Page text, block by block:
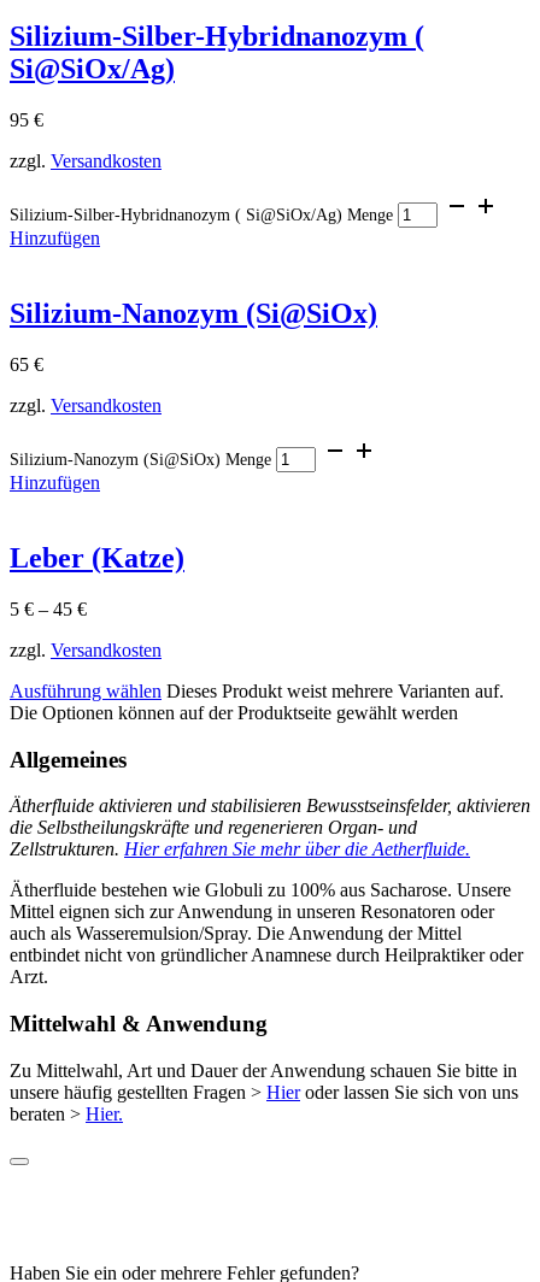
Silizium-Silber-Hybridnanozym (
Si@SiOx/Ag)
95 €
zzgl. Versandkosten
Silizium-Silber-Hybridnanozym ( Si@SiOx/Ag) Menge
Hinzufügen
Silizium-Nanozym (Si@SiOx)
65 €
zzgl. Versandkosten
Silizium-Nanozym (Si@SiOx) Menge
Hinzufügen
Leber (Katze)
5 € – 45 €
zzgl. Versandkosten
Ausführung wählen Dieses Produkt weist mehrere Varianten auf.
Die Optionen können auf der Produktseite gewählt werden
Allgemeines
Ätherfluide aktivieren und stabilisieren Bewusstseinsfelder, aktivieren
die Selbstheilungskräfte und regenerieren Organ- und
Zellstrukturen. Hier erfahren Sie mehr über die Aetherfluide.
Ätherfluide bestehen wie Globuli zu 100% aus Sacharose. Unsere
Mittel eignen sich zur Anwendung in unseren Resonatoren oder
auch als Wasseremulsion/Spray. Die Anwendung der Mittel
entbindet nicht von gründlicher Anamnese durch Heilpraktiker oder
Arzt.
Mittelwahl & Anwendung
Zu Mittelwahl, Art und Dauer der Anwendung schauen Sie bitte in
unsere häufig gestellten Fragen > Hieroder lassen Sie sich von uns
beraten > Hier.
Haben Sie ein oder mehrere Fehler gefunden?